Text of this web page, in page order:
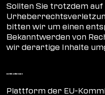
Sollten Sie trotzdem auf
bitten wir um einen
Bekanntwerden von
wir derartige Inhalte
Streitbeilegung
Plattform der EU-